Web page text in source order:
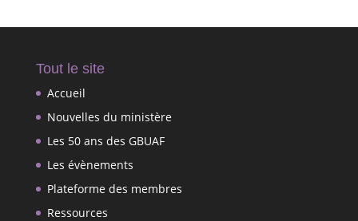
Tout le site
Accueil
Nouvelles du ministère
Les 50 ans des GBUAF
Les évènements
Plateforme des membres
Ressources